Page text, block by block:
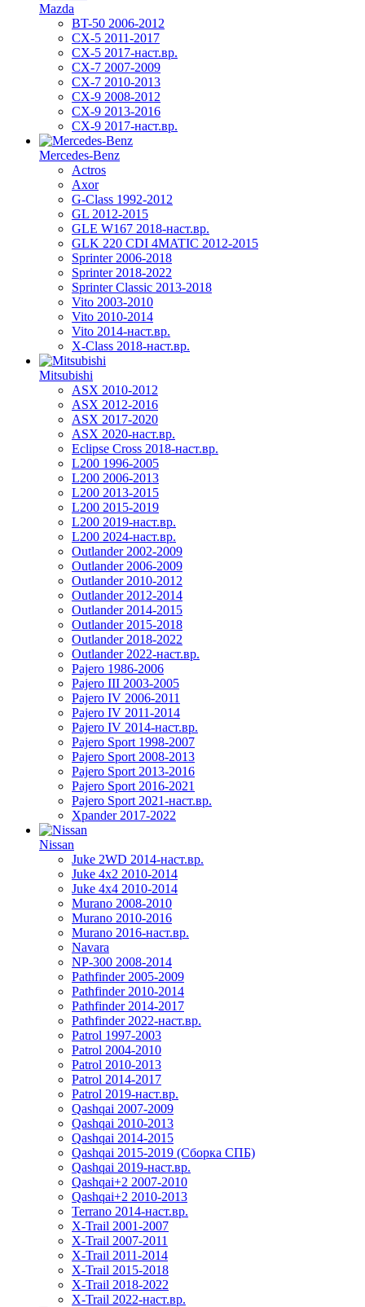
Mazda
BT-50 2006-2012
CX-5 2011-2017
CX-5 2017-наст.вр.
CX-7 2007-2009
CX-7 2010-2013
CX-9 2008-2012
CX-9 2013-2016
CX-9 2017-наст.вр.
Mercedes-Benz
Actros
Axor
G-Class 1992-2012
GL 2012-2015
GLE W167 2018-наст.вр.
GLK 220 CDI 4MATIC 2012-2015
Sprinter 2006-2018
Sprinter 2018-2022
Sprinter Classic 2013-2018
Vito 2003-2010
Vito 2010-2014
Vito 2014-наст.вр.
X-Class 2018-наст.вр.
Mitsubishi
ASX 2010-2012
ASX 2012-2016
ASX 2017-2020
ASX 2020-наст.вр.
Eclipse Cross 2018-наст.вр.
L200 1996-2005
L200 2006-2013
L200 2013-2015
L200 2015-2019
L200 2019-наст.вр.
L200 2024-наст.вр.
Outlander 2002-2009
Outlander 2006-2009
Outlander 2010-2012
Outlander 2012-2014
Outlander 2014-2015
Outlander 2015-2018
Outlander 2018-2022
Outlander 2022-наст.вр.
Pajero 1986-2006
Pajero III 2003-2005
Pajero IV 2006-2011
Pajero IV 2011-2014
Pajero IV 2014-наст.вр.
Pajero Sport 1998-2007
Pajero Sport 2008-2013
Pajero Sport 2013-2016
Pajero Sport 2016-2021
Pajero Sport 2021-наст.вр.
Xpander 2017-2022
Nissan
Juke 2WD 2014-наст.вр.
Juke 4x2 2010-2014
Juke 4x4 2010-2014
Murano 2008-2010
Murano 2010-2016
Murano 2016-наст.вр.
Navara
NP-300 2008-2014
Pathfinder 2005-2009
Pathfinder 2010-2014
Pathfinder 2014-2017
Pathfinder 2022-наст.вр.
Patrol 1997-2003
Patrol 2004-2010
Patrol 2010-2013
Patrol 2014-2017
Patrol 2019-наст.вр.
Qashqai 2007-2009
Qashqai 2010-2013
Qashqai 2014-2015
Qashqai 2015-2019 (Сборка СПБ)
Qashqai 2019-наст.вр.
Qashqai+2 2007-2010
Qashqai+2 2010-2013
Terrano 2014-наст.вр.
X-Trail 2001-2007
X-Trail 2007-2011
X-Trail 2011-2014
X-Trail 2015-2018
X-Trail 2018-2022
X-Trail 2022-наст.вр.